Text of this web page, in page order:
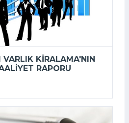
KIRALAMA'NIN
RAPORU